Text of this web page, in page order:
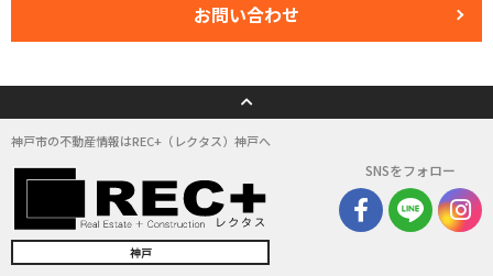
お問い合わせ
神戸市の不動産情報はREC+（レクタス）神戸へ
神戸
SNSをフォロー